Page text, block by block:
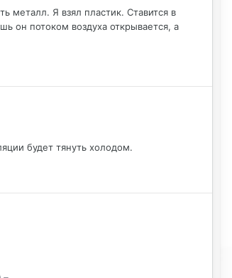
металл. Я взял пластик. Ставится в
он потоком воздуха открывается, а
будет тянуть холодом.